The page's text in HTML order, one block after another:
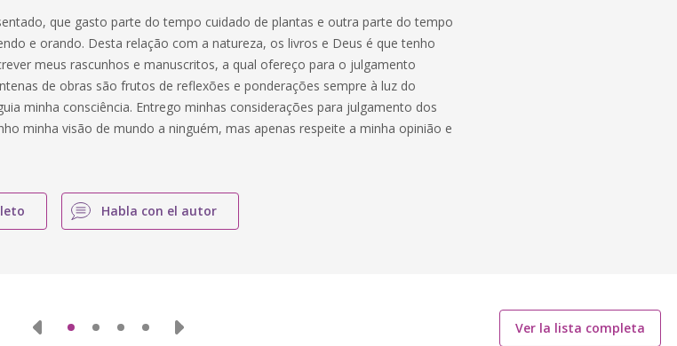
que gasto parte do tempo cuidado de plantas e outra parte do tempo
e orando. Desta relação com a natureza, os livros e Deus é que tenho
meus rascunhos e manuscritos, a qual ofereço para o julgamento
de obras são frutos de reflexões e ponderações sempre à luz do
minha consciência. Entrego minhas considerações para julgamento dos
minha visão de mundo a ninguém, mas apenas respeite a minha opinião e
Habla con el autor
Ver la lista completa